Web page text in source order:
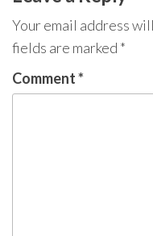
Your email address
fields are marked *
Comment*